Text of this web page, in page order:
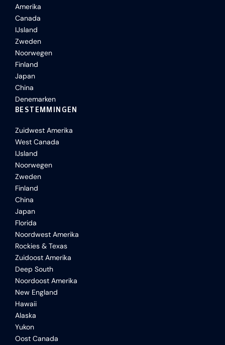
Amerika
Canada
IJsland
Zweden
Noorwegen
Finland
Japan
China
Denemarken
BESTEMMINGEN
Zuidwest Amerika
West Canada
IJsland
Noorwegen
Zweden
Finland
China
Japan
Florida
Noordwest Amerika
Rockies & Texas
Zuidoost Amerika
Deep South
Noordoost Amerika
New England
Hawaii
Alaska
Yukon
Oost Canada